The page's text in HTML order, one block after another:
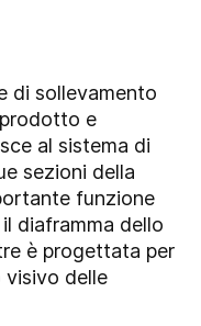
di sollevamento
e
al sistema di
sezioni della
funzione
diaframma dello
è progettata per
visivo delle